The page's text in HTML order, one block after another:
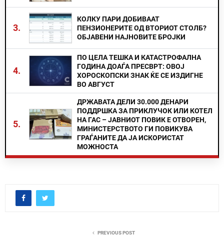
3.
КОЛКУ ПАРИ ДОБИВААТ
ПЕНЗИОНЕРИТЕ ОД ВТОРИОТ СТОЛБ?
ОБЈАВЕНИ НАЈНОВИТЕ БРОЈКИ
4.
ПО ЦЕЛА ТЕШКА И КАТАСТРОФАЛНА
ГОДИНА ДОАЃА ПРЕСВРТ: ОВОЈ
ХОРОСКОПСКИ ЗНАК ЌЕ СЕ ИЗДИГНЕ
ВО АВГУСТ
5.
ДРЖАВАТА ДЕЛИ 30.000 ДЕНАРИ
ПОДДРШКА ЗА ПРИКЛУЧОК ИЛИ КОТЕЛ
НА ГАС – ЈАВНИОТ ПОВИК Е ОТВОРЕН,
МИНИСТЕРСТВОТО ГИ ПОВИКУВА
ГРАЃАНИТЕ ДА ЈА ИСКОРИСТАТ
МОЖНОСТА
PREVIOUS POST